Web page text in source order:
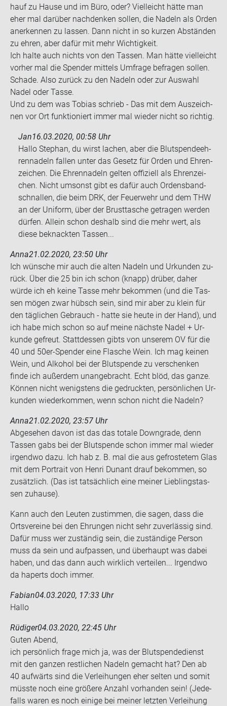
hauf zu Hause und im Büro, oder? Viel­leicht hätte man
eher mal dar­über nach­den­ken sol­len, die Na­deln als Orden
an­er­ken­nen zu las­sen. Dann nicht in so kur­zen Ab­stän­den
zu ehren, aber dafür mit mehr Wich­tig­keit.
Ich halte auch nichts von den Tas­sen. Man hätte viel­leicht
vor­her mal die Spen­der mit­tels Um­fra­ge be­fra­gen sol­len.
Scha­de. Also zu­rück zu den Na­deln oder zur Aus­wahl
Nadel oder Tasse.
Und zu dem was To­bi­as schrieb - Das mit dem Aus­zeich­
nen vor Ort funk­tio­niert immer mal wie­der nicht so rich­tig.
Jan16.03.2020, 00:58 Uhr
Hallo Ste­phan, du wirst la­chen, aber die Blut­spen­de­eh­
ren­na­deln fal­len unter das Ge­setz für Orden und Eh­ren­
zei­chen. Die Eh­ren­na­deln gel­ten of­fi­zi­ell als Eh­ren­zei­
chen. Nicht um­sonst gibt es dafür auch Or­dens­band­
schnal­len, die beim DRK, der Feu­er­wehr und dem THW
an der Uni­form, über der Brust­ta­sche ge­tra­gen wer­den
dür­fen. Al­lein schon des­halb sind die mehr wert, als
diese be­knack­ten Tas­sen...
Anna21.02.2020, 23:50 Uhr
Ich wün­sche mir auch die alten Na­deln und Ur­kun­den zu­
rück. Über die 25 bin ich schon (knapp) drü­ber, daher
würde ich eh keine Tasse mehr be­kom­men (und die Tas­
sen mögen zwar hübsch sein, sind mir aber zu klein für
den täg­li­chen Ge­brauch - hatte sie heute in der Hand), und
ich habe mich schon so auf meine nächs­te Nadel + Ur­
kun­de ge­freut. Statt­des­sen gibts von un­se­rem OV für die
40 und 50er-​Spender eine Fla­sche Wein. Ich mag kei­nen
Wein, und Al­ko­hol bei der Blut­spen­de zu ver­schen­ken
finde ich au­ßer­dem un­an­ge­bracht. Echt blöd, das ganze.
Kön­nen nicht we­nigs­tens die ge­druck­ten, per­sön­li­chen Ur­
kun­den wie­der­kom­men, wenn schon nicht die Na­deln?
Anna21.02.2020, 23:57 Uhr
Ab­ge­se­hen davon ist das das to­ta­le Down­gra­de, denn
Tas­sen gabs bei der Blut­spen­de schon immer mal wie­der
ir­gend­wo dazu. Ich hab z. B. mal die aus ge­fros­te­tem Glas
mit dem Por­trait von Henri Dun­ant drauf be­kom­men, so
zu­sätz­lich. (Das ist tat­säch­lich eine mei­ner Lieb­lings­tas­
sen zu­hau­se).
Kann auch den Leu­ten zu­stim­men, die sagen, dass die
Orts­ver­ei­ne bei den Eh­run­gen nicht sehr zu­ver­läs­sig sind.
Dafür muss wer zu­stän­dig sein, die zu­stän­di­ge Per­son
muss da sein und auf­pas­sen, und über­haupt was dabei
haben, und das dann auch wirk­lich ver­tei­len... Ir­gend­wo
da ha­perts doch immer.
Fabian04.03.2020, 17:33 Uhr
Hallo
Rüdiger04.03.2020, 22:45 Uhr
Guten Abend,
ich per­sön­lich frage mich ja, was der Blut­spen­de­dienst
mit den gan­zen rest­li­chen Na­deln ge­macht hat? Den ab
40 auf­wärts sind die Ver­lei­hun­gen eher sel­ten und somit
müss­te noch eine grö­ße­re An­zahl vor­han­den sein! (Je­de­
falls waren es noch ei­ni­ge bei mei­ner letz­ten Ver­lei­hung